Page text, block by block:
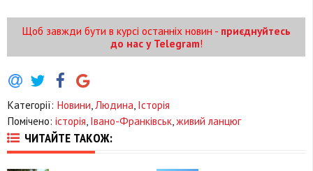
Щоб завжди бути в курсі останніх новин - приєднуйтесь
до нас у Telegram!
Категорії: Новини Людина Історія
Помічено: історія Івано-Франківськ живий ланцюг
ЧИТАЙТЕ ТАКОЖ: